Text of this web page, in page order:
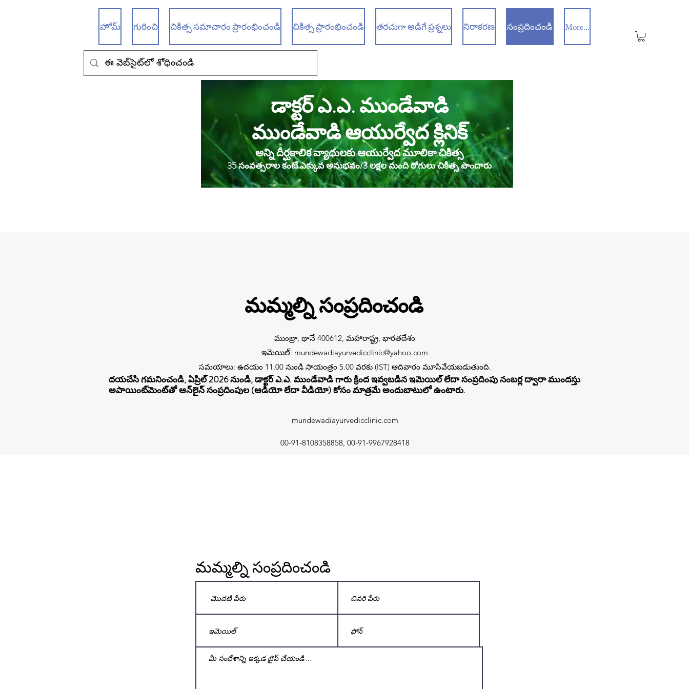
హోమ్ గురించి చికిత్స సమాచారం ప్రారంభించండి చికిత్స ప్రారంభించండి తరచుగా అడిగే ప్రశ్నలు నిరాకరణ సంప్రదించండి More...
డాక్టర్ ఎ.ఎ. ముండేవాడి
ముండేవాడి ఆయుర్వేద క్లినిక్
అన్ని దీర్ఘకాలిక వ్యాధులకు ఆయుర్వేద మూలికా చికిత్స
35 సంవత్సరాల కంటే ఎక్కువ అనుభవం/3 లక్షల మంది రోగులు చికిత్స పొందారు
మమ్మల్ని సంప్రదించండి
ముంబ్రా, థానే 400612, మహారాష్ట్ర, భారతదేశం
ఇమెయిల్: mundewadiayurvedicclinic@yahoo.com
సమయాలు: ఉదయం 11.00 నుండి సాయంత్రం 5.00 వరకు (IST) ఆదివారం మూసివేయబడుతుంది.
దయచేసి గమనించండి, ఏప్రిల్ 2026 నుండి, డాక్టర్ ఎ.ఎ. ముండేవాడి గారు క్రింద ఇవ్వబడిన ఇమెయిల్ లేదా సంప్రదింపు నంబర్ల ద్వారా ముందస్తు
అపాయింట్‌మెంట్‌తో ఆన్‌లైన్ సంప్రదింపుల (ఆడియో లేదా వీడియో) కోసం మాత్రమే అందుబాటులో ఉంటారు.
mundewadiayurvedicclinic.com
00-91-8108358858, 00-91-9967928418
మమ్మల్ని సంప్రదించండి